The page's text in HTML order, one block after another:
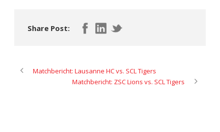
Share Post:
Matchbericht: Lausanne HC vs. SCL Tigers
Matchbericht: ZSC Lions vs. SCL Tigers